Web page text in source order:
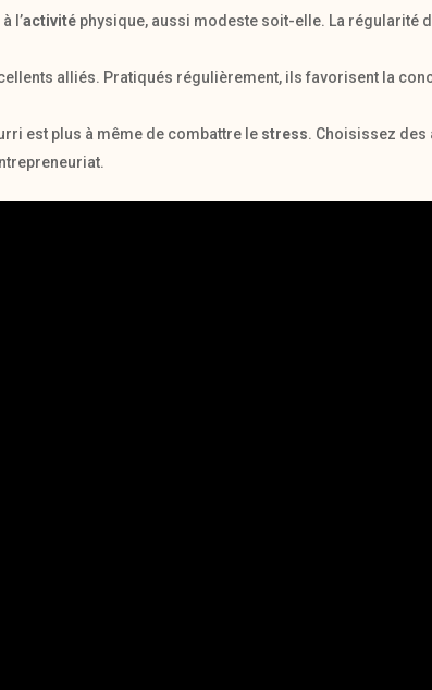
l’activité physique, aussi modeste soit-elle. La régularité
alliés. Pratiqués régulièrement, ils favorisent la
est plus à même de combattre le stress. Choisissez des